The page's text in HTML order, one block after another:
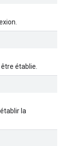
établie.
la